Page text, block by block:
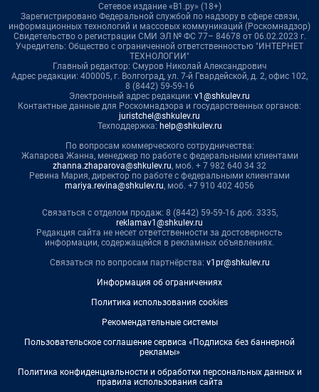
Сетевое издание «В1.ру» (18+)
Зарегистрировано Федеральной службой по надзору в сфере связи,
информационных технологий и массовых коммуникаций (Роскомнадзор)
Свидетельство о регистрации СМИ ЭЛ № ФС 77– 84678 от 06.02.2023 г.
Учредитель: Общество с ограниченной ответственностью "ИНТЕРНЕТ
ТЕХНОЛОГИИ"
Главный редактор: Смуров Николай Александрович
Адрес редакции: 400005, г. Волгоград, ул. 7-й Гвардейской, д. 2, офис 102,
8 (8442) 59-59-16
Электронный адрес редакции: v1@shkulev.ru
Контактные данные для Роскомнадзора и государственных органов:
juristchel@shkulev.ru
Техподдержка: help@shkulev.ru
По вопросам коммерческого сотрудничества:
Жапарова Жанна, менеджер по работе с федеральными клиентами
zhanna.zhaparova@shkulev.ru, моб. + 7 982 640 34 32
Ревина Мария, директор по работе с федеральными клиентами
mariya.revina@shkulev.ru, моб. +7 910 402 4056
Связаться с отделом продаж: 8 (8442) 59-59-16 доб. 3335,
reklamav1@shkulev.ru
Редакция сайта не несет ответственности за достоверность
информации, содержащейся в рекламных объявлениях.
Связаться по вопросам партнёрства: v1pr@shkulev.ru
Информация об ограничениях
Политика использования cookies
Рекомендательные системы
Пользовательское соглашение сервиса «Подписка без баннерной
рекламы»
Политика конфиденциальности и обработки персональных данных и
правила использования сайта